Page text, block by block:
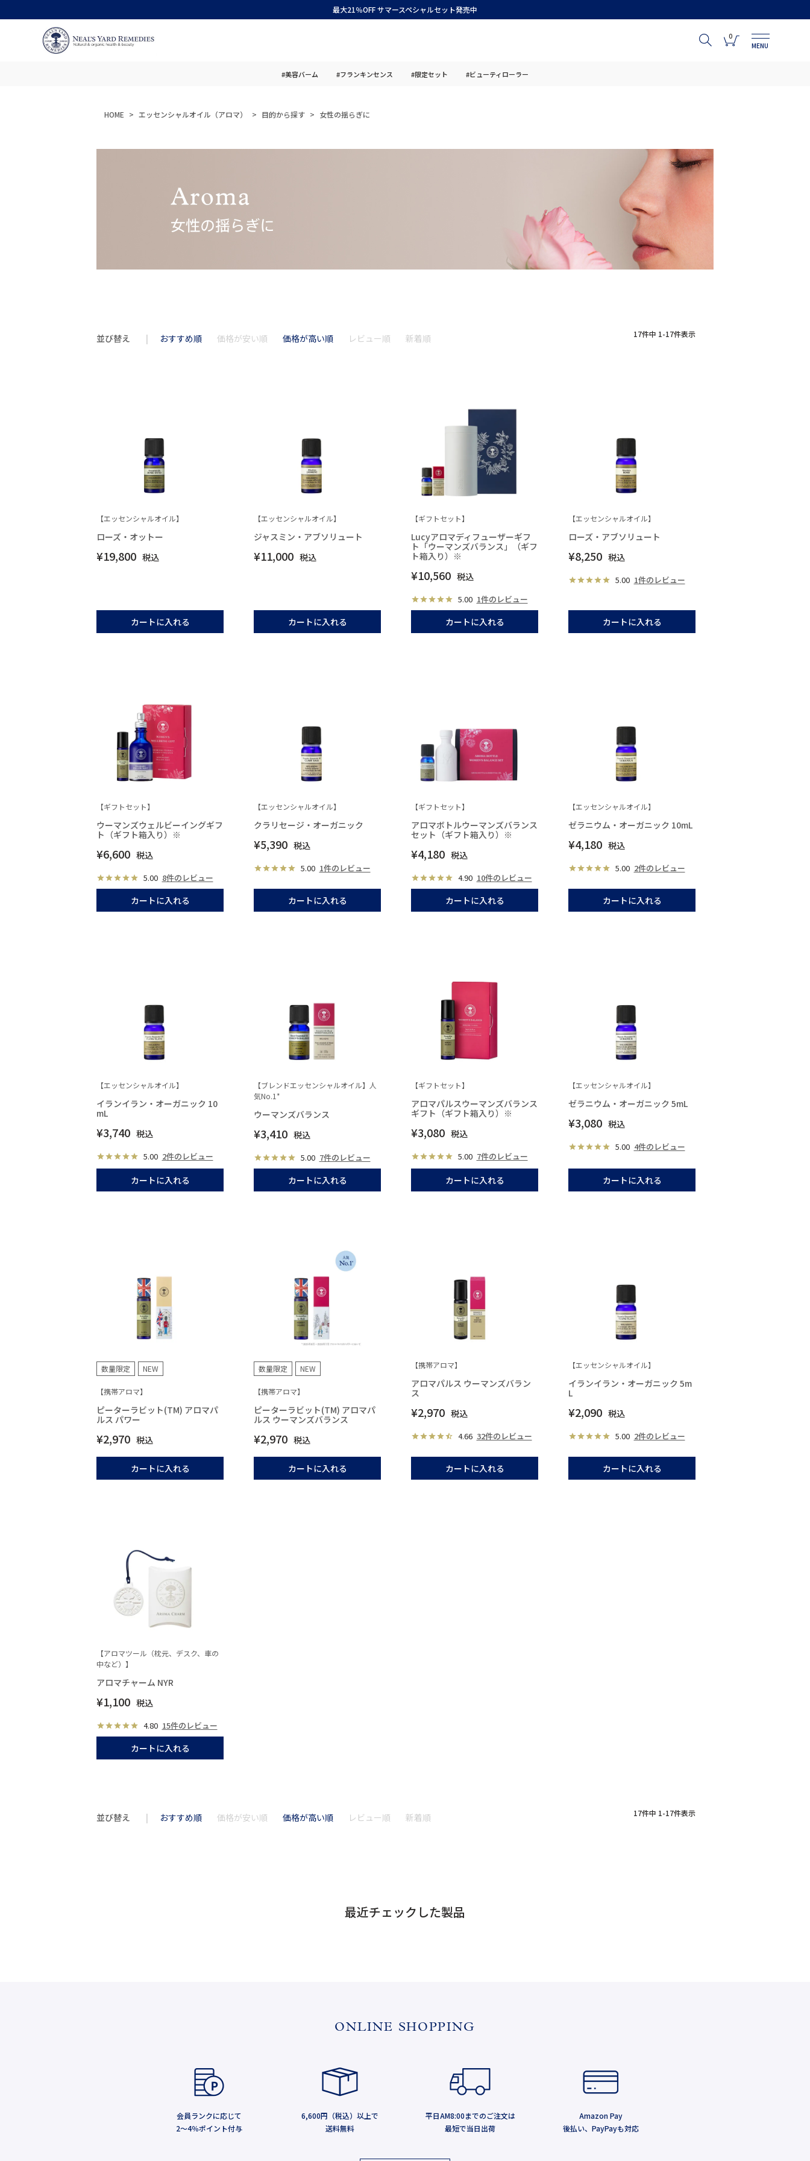
最大21％OFF サマースペシャルセット発売中
0
MENU
#美容バーム #フランキンセンス #限定セット #ビューティローラー
HOME エッセンシャルオイル（アロマ） 目的から探す 女性の揺らぎに
並び替え おすすめ順 価格が安い順 価格が高い順 レビュー順 新着順 17件中 1-17件表示
【エッセンシャルオイル】
ローズ・オットー
¥19,800 税込
カートに入れる
【エッセンシャルオイル】
ジャスミン・アブソリュート
¥11,000 税込
カートに入れる
【ギフトセット】
Lucyアロマディフューザーギフ
ト「ウーマンズバランス」（ギフ
ト箱入り）※
¥10,560 税込
5.00 1件のレビュー
カートに入れる
【エッセンシャルオイル】
ローズ・アブソリュート
¥8,250 税込
5.00 1件のレビュー
カートに入れる
【ギフトセット】
ウーマンズウェルビーイングギフ
ト（ギフト箱入り）※
¥6,600 税込
5.00 8件のレビュー
カートに入れる
【エッセンシャルオイル】
クラリセージ・オーガニック
¥5,390 税込
5.00 1件のレビュー
カートに入れる
【ギフトセット】
アロマボトルウーマンズバランス
セット（ギフト箱入り）※
¥4,180 税込
4.90 10件のレビュー
カートに入れる
【エッセンシャルオイル】
ゼラニウム・オーガニック 10mL
¥4,180 税込
5.00 2件のレビュー
カートに入れる
【エッセンシャルオイル】
イランイラン・オーガニック 10
mL
¥3,740 税込
5.00 2件のレビュー
カートに入れる
【ブレンドエッセンシャルオイル】人
気No.1*
ウーマンズバランス
¥3,410 税込
5.00 7件のレビュー
カートに入れる
【ギフトセット】
アロマパルスウーマンズバランス
ギフト（ギフト箱入り）※
¥3,080 税込
5.00 7件のレビュー
カートに入れる
【エッセンシャルオイル】
ゼラニウム・オーガニック 5mL
¥3,080 税込
5.00 4件のレビュー
カートに入れる
数量限定 NEW
【携帯アロマ】
ピーターラビット(TM) アロマパ
ルス パワー
¥2,970 税込
カートに入れる
数量限定 NEW
【携帯アロマ】
ピーターラビット(TM) アロマパ
ルス ウーマンズバランス
¥2,970 税込
カートに入れる
【携帯アロマ】
アロマパルス ウーマンズバラン
ス
¥2,970 税込
4.66 32件のレビュー
カートに入れる
【エッセンシャルオイル】
イランイラン・オーガニック 5m
L
¥2,090 税込
5.00 2件のレビュー
カートに入れる
【アロマツール（枕元、デスク、車の
中など）】
アロマチャーム NYR
¥1,100 税込
4.80 15件のレビュー
カートに入れる
並び替え おすすめ順 価格が安い順 価格が高い順 レビュー順 新着順 17件中 1-17件表示
最近チェックした製品
ONLINE SHOPPING
会員ランクに応じて
2～4％ポイント付与
6,600円（税込）以上で
送料無料
平日AM8:00までのご注文は
最短で当日出荷
Amazon Pay
後払い、PayPayも対応